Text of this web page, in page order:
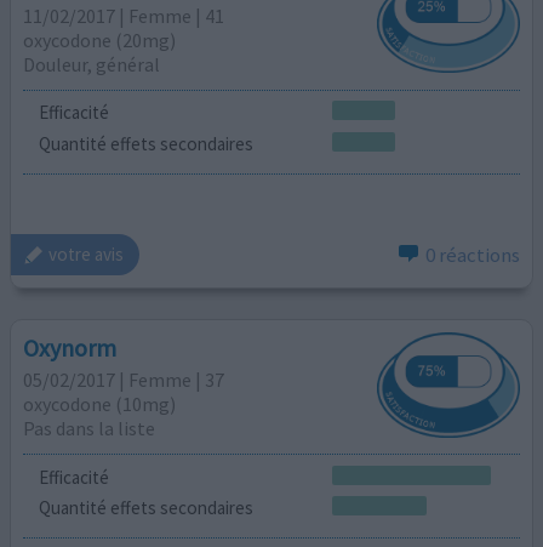
11/02/2017 | Femme | 41
oxycodone (20mg)
Douleur, général
Efficacité
Quantité effets secondaires
votre avis 0 réactions
Oxynorm
05/02/2017 | Femme | 37
oxycodone (10mg)
Pas dans la liste
Efficacité
Quantité effets secondaires